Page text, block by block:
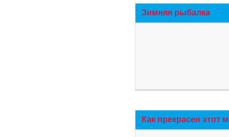
Зимняя рыбалка
Как прекрасен этот